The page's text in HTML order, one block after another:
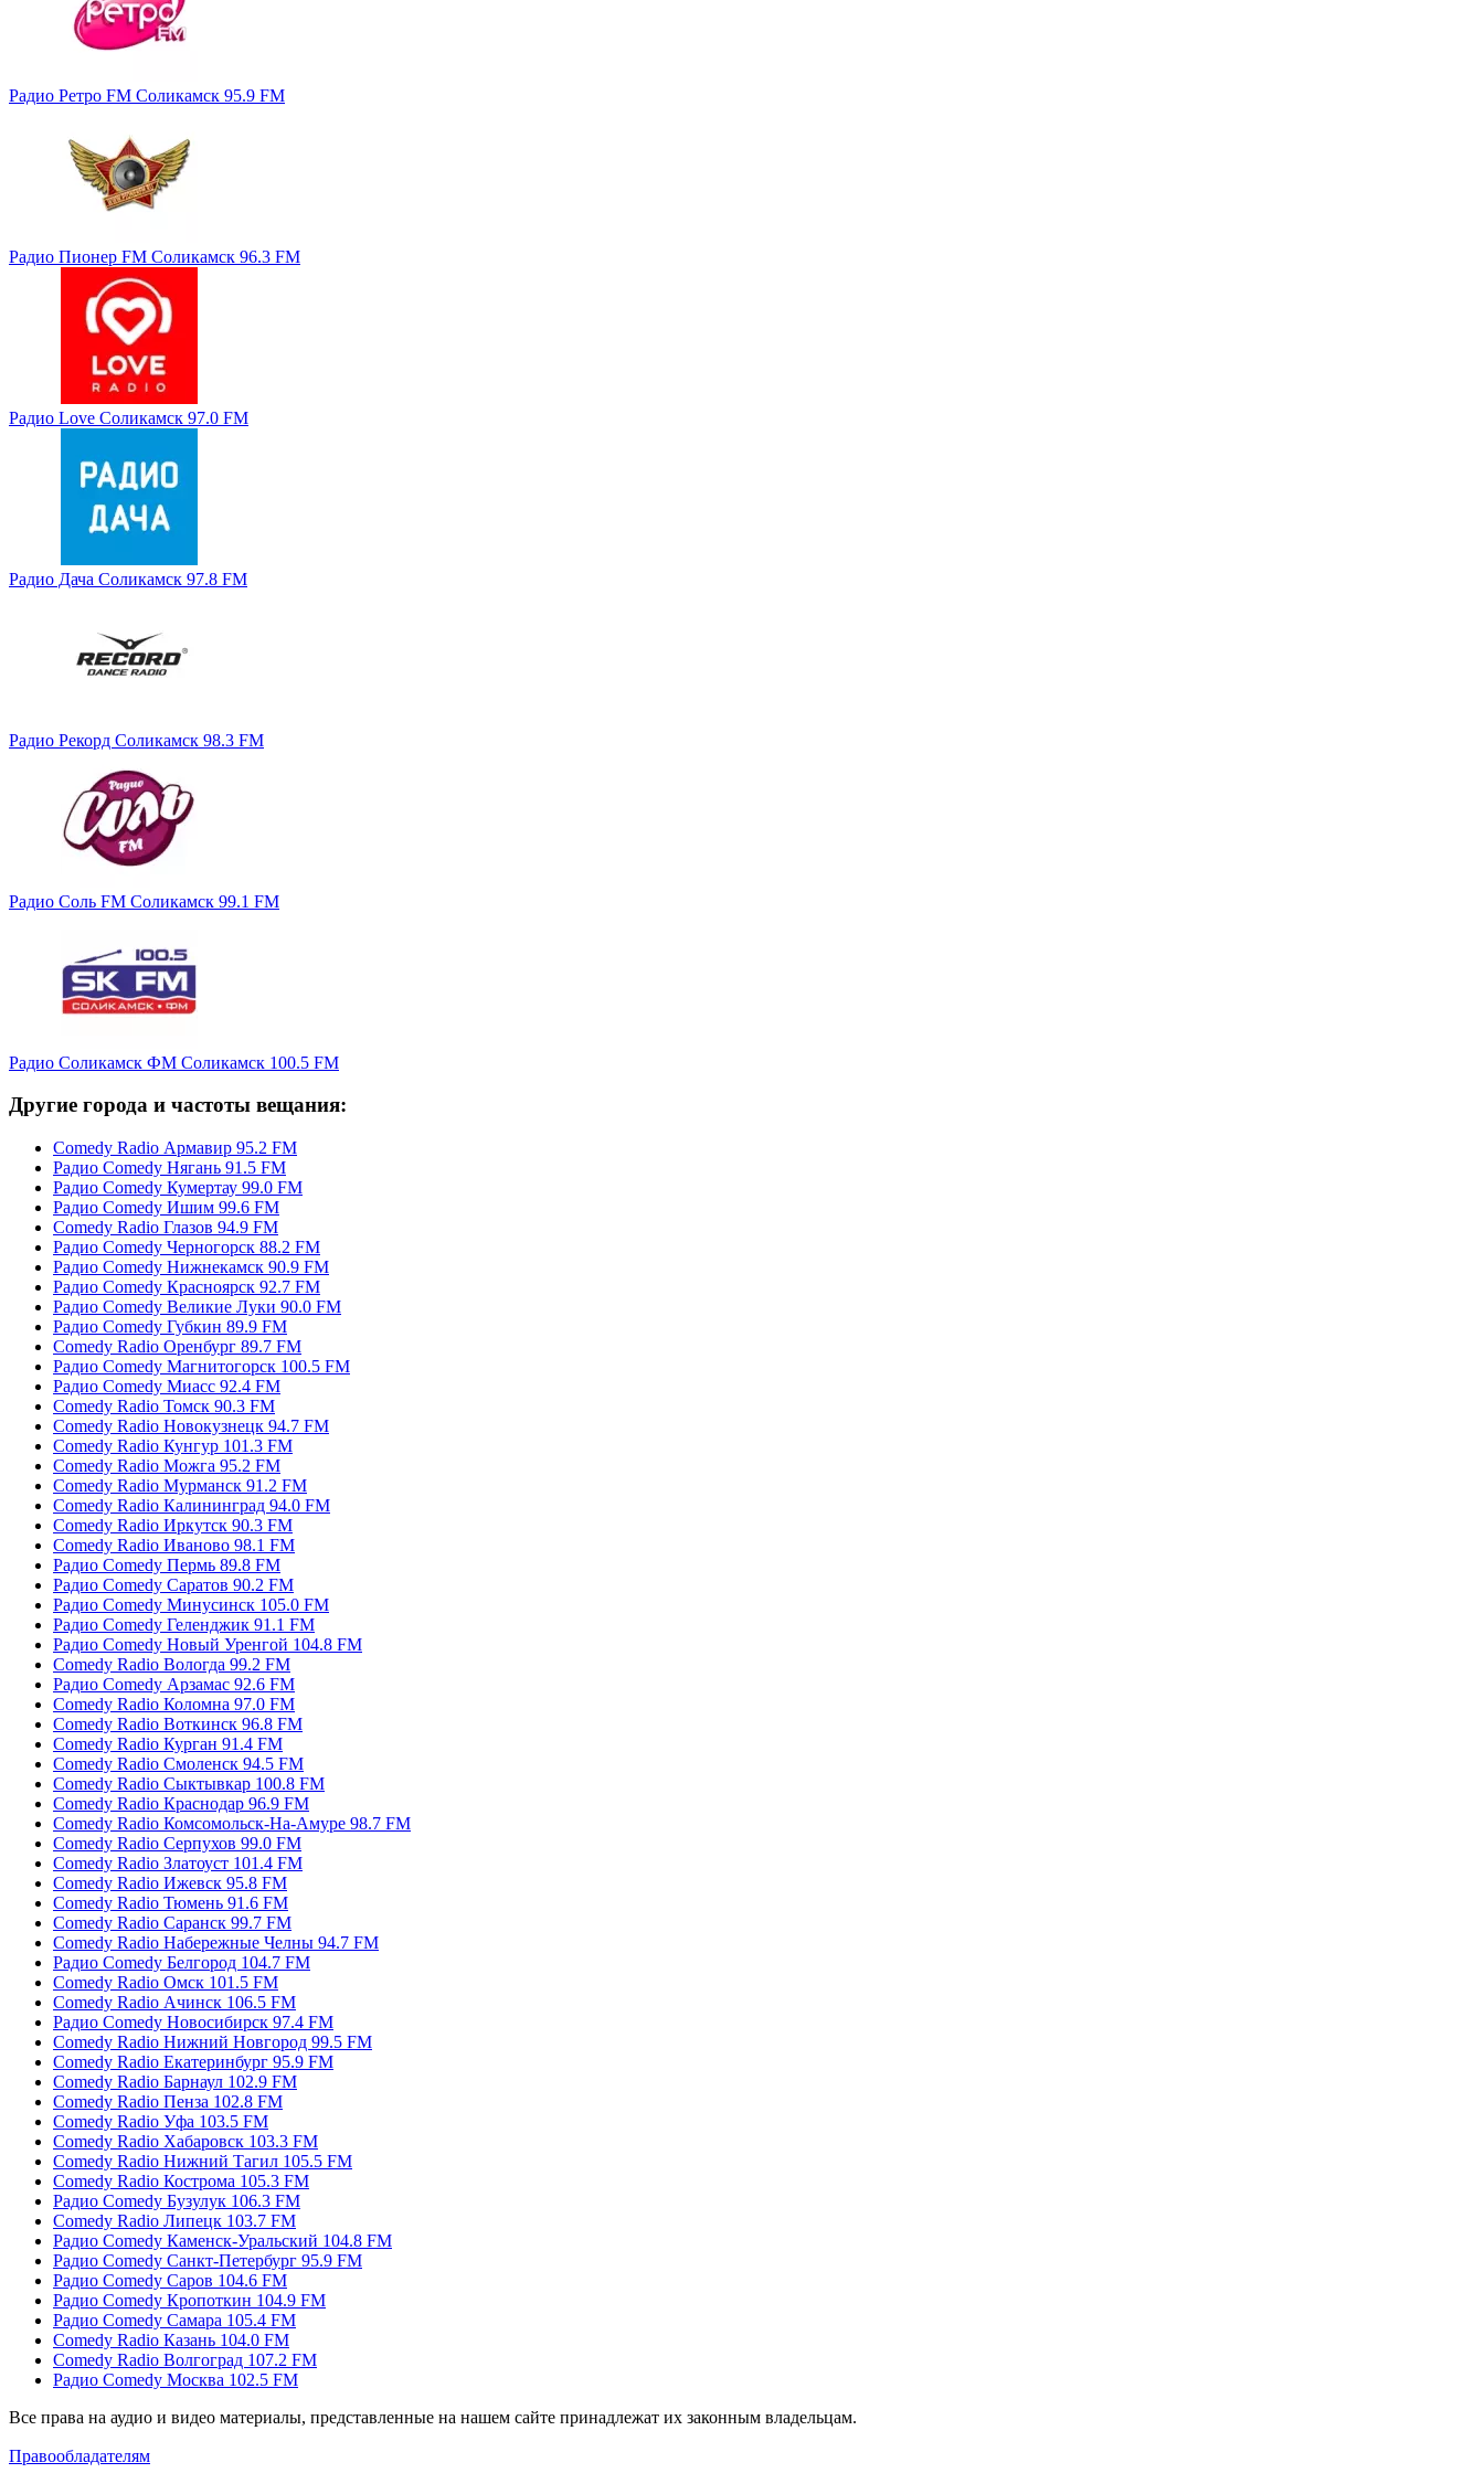
Радио Ретро FM Соликамск 95.9 FM
Радио Пионер FM Соликамск 96.3 FM
Радио Love Соликамск 97.0 FM
Радио Дача Соликамск 97.8 FM
Радио Рекорд Соликамск 98.3 FM
Радио Соль FM Соликамск 99.1 FM
Радио Соликамск ФМ Соликамск 100.5 FM
Другие города и частоты вещания:
Comedy Radio Армавир 95.2 FM
Радио Comedy Нягань 91.5 FM
Радио Comedy Кумертау 99.0 FM
Радио Comedy Ишим 99.6 FM
Comedy Radio Глазов 94.9 FM
Радио Comedy Черногорск 88.2 FM
Радио Comedy Нижнекамск 90.9 FM
Радио Comedy Красноярск 92.7 FM
Радио Comedy Великие Луки 90.0 FM
Радио Comedy Губкин 89.9 FM
Comedy Radio Оренбург 89.7 FM
Радио Comedy Магнитогорск 100.5 FM
Радио Comedy Миасс 92.4 FM
Comedy Radio Томск 90.3 FM
Comedy Radio Новокузнецк 94.7 FM
Comedy Radio Кунгур 101.3 FM
Comedy Radio Можга 95.2 FM
Comedy Radio Мурманск 91.2 FM
Comedy Radio Калининград 94.0 FM
Comedy Radio Иркутск 90.3 FM
Comedy Radio Иваново 98.1 FM
Радио Comedy Пермь 89.8 FM
Радио Comedy Саратов 90.2 FM
Радио Comedy Минусинск 105.0 FM
Радио Comedy Геленджик 91.1 FM
Радио Comedy Новый Уренгой 104.8 FM
Comedy Radio Вологда 99.2 FM
Радио Comedy Арзамас 92.6 FM
Comedy Radio Коломна 97.0 FM
Comedy Radio Воткинск 96.8 FM
Comedy Radio Курган 91.4 FM
Comedy Radio Смоленск 94.5 FM
Comedy Radio Сыктывкар 100.8 FM
Comedy Radio Краснодар 96.9 FM
Comedy Radio Комсомольск-На-Амуре 98.7 FM
Comedy Radio Серпухов 99.0 FM
Comedy Radio Златоуст 101.4 FM
Comedy Radio Ижевск 95.8 FM
Comedy Radio Тюмень 91.6 FM
Comedy Radio Саранск 99.7 FM
Comedy Radio Набережные Челны 94.7 FM
Радио Comedy Белгород 104.7 FM
Comedy Radio Омск 101.5 FM
Comedy Radio Ачинск 106.5 FM
Радио Comedy Новосибирск 97.4 FM
Comedy Radio Нижний Новгород 99.5 FM
Comedy Radio Екатеринбург 95.9 FM
Comedy Radio Барнаул 102.9 FM
Comedy Radio Пенза 102.8 FM
Comedy Radio Уфа 103.5 FM
Comedy Radio Хабаровск 103.3 FM
Comedy Radio Нижний Тагил 105.5 FM
Comedy Radio Кострома 105.3 FM
Радио Comedy Бузулук 106.3 FM
Comedy Radio Липецк 103.7 FM
Радио Comedy Каменск-Уральский 104.8 FM
Радио Comedy Санкт-Петербург 95.9 FM
Радио Comedy Саров 104.6 FM
Радио Comedy Кропоткин 104.9 FM
Радио Comedy Самара 105.4 FM
Comedy Radio Казань 104.0 FM
Comedy Radio Волгоград 107.2 FM
Радио Comedy Москва 102.5 FM
Все права на аудио и видео материалы, представленные на нашем сайте принадлежат их законным владельцам.
Правообладателям